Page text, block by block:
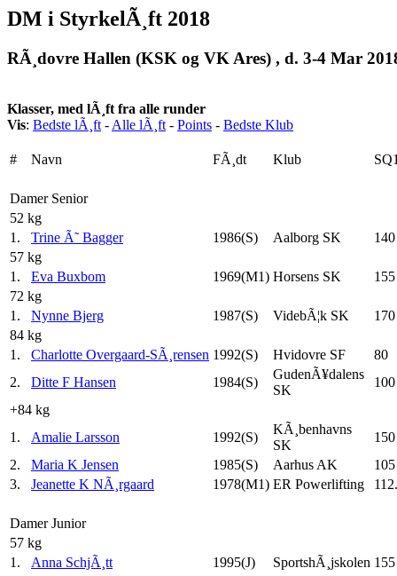
DM i StyrkelÃ¸ft 2018
RÃ¸dovre Hallen (KSK og VK Ares) , d. 3-4 Mar
Klasser, med lÃ¸ft fra alle runder
Vis: Bedste lÃ¸ft - Alle lÃ¸ft - Points - Bedste Klub
# Navn FÃ¸dt Klub
Damer Senior
52 kg
1.
Trine Ã˜ Bagger 1986(S) Aalborg SK
140
57 kg
1.
Eva Buxbom 1969(M1) Horsens SK
155
72 kg
1.
Nynne Bjerg 1987(S) VidebÃ¦k SK
170
84 kg
1.
Charlotte Overgaard-SÃ¸rensen 1992(S) Hvidovre SF
80
2.
Ditte F Hansen 1984(S)
GudenÃ¥dalens
SK
100
+84 kg
1.
Amalie Larsson 1992(S)
KÃ¸benhavns
SK
150
2.
Maria K Jensen 1985(S) Aarhus AK
105
3.
Jeanette K NÃ¸rgaard 1978(M1) ER Powerlifting
Damer Junior
57 kg
1.
Anna SchjÃ¸tt 1995(J) SportshÃ¸jskolen 155